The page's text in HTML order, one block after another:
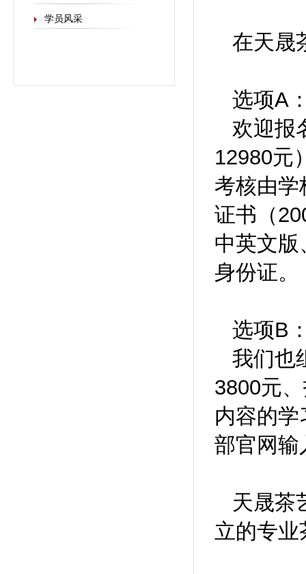
学员风采
在天晟
选项A
欢迎报
12980元
考核由学
证书（
中英文版
身份证。
选项B
我们也
3800元
内容的
部官网输
天晟茶
立的专业